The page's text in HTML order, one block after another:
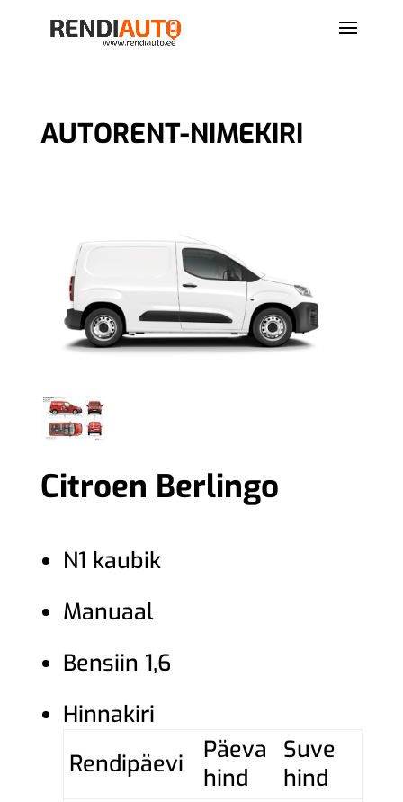
AUTORENT-NIMEKIRI
Citroen Berlingo
N1 kaubik
Manuaal
Bensiin 1,6
Hinnakiri
Rendipäevi
Päeva
hind
Suve
hind